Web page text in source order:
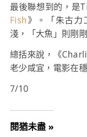
最後聯想到的，是
Fish》。「朱古力
淺，「大魚」則剛
總括來說，《
老少咸宜，電影在
7/10
閱猶未盡 »